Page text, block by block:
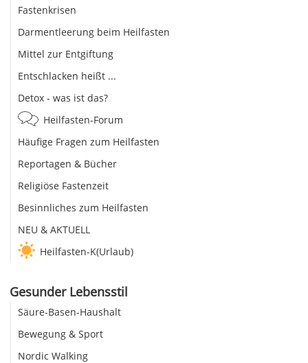
Fastenkrisen
Darmentleerung beim Heilfasten
Mittel zur Entgiftung
Entschlacken heißt ...
Detox - was ist das?
Heilfasten-Forum
Häufige Fragen zum Heilfasten
Reportagen & Bücher
Religiöse Fastenzeit
Besinnliches zum Heilfasten
NEU & AKTUELL
Heilfasten-K(Urlaub)
Gesunder Lebensstil
Säure-Basen-Haushalt
Bewegung & Sport
Nordic Walking